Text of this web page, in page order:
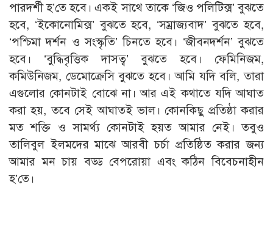
পারদর্শী হ’তে হবে। একই সাথে তাকে ‘জিও পলিটিক্স’ বুঝতে
হবে, ‘ইকোনোমিক্স’ বুঝতে হবে, ‘সম্রাজ্যবাদ’ বুঝতে হবে,
‘পশ্চিমা দর্শন ও সংস্কৃতি’ চিনতে হবে। ‘জীবনদর্শন’ বুঝতে
হবে। ‘বুদ্ধিবৃত্তিক দাসত্ব’ বুঝতে হবে। ফেমিনিজম,
কমিউনিজম, ডেমোক্রেসি বুঝতে হবে। আমি যদি বলি, তারা
এগুলোর কোনটাই বোঝে না। আর এই কথাতে যদি আঘাত
করা হয়, তবে সেই আঘাতই ভাল। কোনকিছু প্রতিষ্ঠা করার
মত শক্তি ও সামর্থ্য কোনটাই হয়ত আমার নেই। তবুও
তালিবুল ইলমদের মাঝে আরবী চর্চা প্রতিষ্ঠিত করার জন্য
আমার মন চায় বড্ড বেপরোয়া এবং কঠিন বিবেচনাহীন
হ’তে।